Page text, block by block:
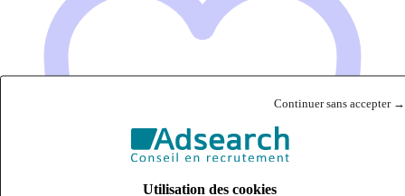
Continuer sans accepter →
Utilisation des cookies